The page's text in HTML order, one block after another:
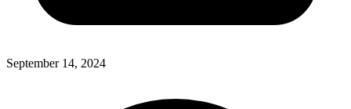
September 14, 2024